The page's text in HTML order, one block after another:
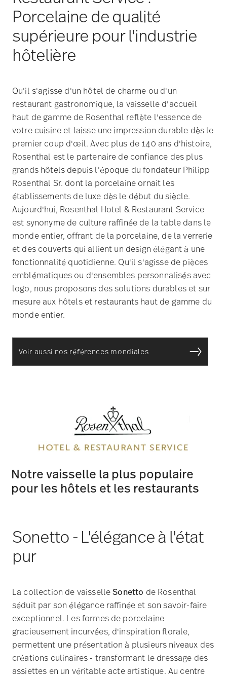
Qu'il s'agisse d'un hôtel de charme ou d'un
restaurant gastronomique, la vaisselle d'accueil
haut de gamme de Rosenthal reflète l'essence de
votre cuisine et laisse une impression durable dès le
Rosenthal est le partenaire de confiance des plus
grands hôtels depuis l'époque du fondateur Philipp
Rosenthal Sr. dont la porcelaine ornait les
établissements de luxe dès le début du siècle.
Aujourd'hui, Rosenthal Hotel & Restaurant Service
est synonyme de culture raffinée de la table dans le
monde entier, offrant de la porcelaine, de la verrerie
et des couverts qui allient un design élégant à une
fonctionnalité quotidienne. Qu'il s'agisse de pièces
emblématiques ou d'ensembles personnalisés avec
logo, nous proposons des solutions durables et sur
mesure aux hôtels et restaurants haut de gamme du
monde entier.
Voir aussi nos références mondiales
Notre vaisselle la plus populaire
pour les hôtels et les restaurants
Sonetto - L'élégance à l'état
pur
séduit par son élégance raffinée et son savoir-faire
exceptionnel. Les formes de porcelaine
gracieusement incurvées, d'inspiration florale,
créations culinaires - transformant le dressage des
assiettes en un véritable acte artistique. Au centre
de chaque assiette, une fleur en relief sert de
piédestal à vos plats emblématiques, attirant
naturellement le regard.
Contrastant avec la porcelaine blanche, les pièces
rustiques en grès, telles que les bols et les